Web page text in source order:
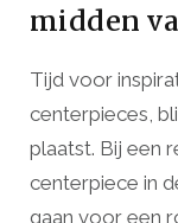
midden
Tijd voor
centerpieces,
plaatst. Bij een
centerpiece in
gaan voor een